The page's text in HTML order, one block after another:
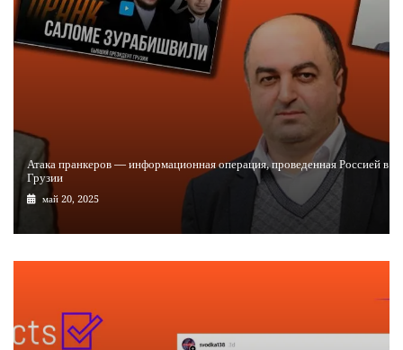
Атака пранкеров — информационная операция, проведенная Россией в
Грузии
май 20, 2025